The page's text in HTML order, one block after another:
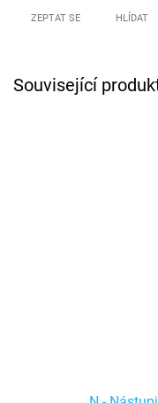
ZEPTAT SE HLÍDAT
Související